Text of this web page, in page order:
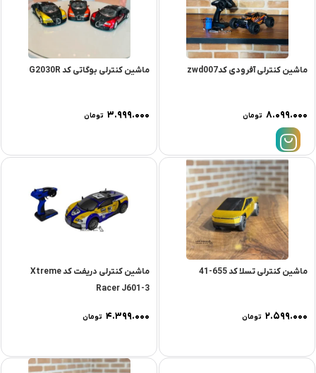
ماشین کنترلی آفرودی کدzwd007
۸.۰۹۹.۰۰۰ تومان
ماشین کنترلی بوگاتی کد G2030R
۳.۹۹۹.۰۰۰ تومان
ماشین کنترلی تسلا کد 655-41
۲.۵۹۹.۰۰۰ تومان
ماشین کنترلی دریفت کد Xtreme
Racer J601-3
۴.۳۹۹.۰۰۰ تومان